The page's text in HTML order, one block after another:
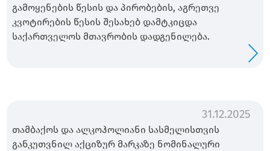
გამოყენების წესის და პირობების, აგრეთვე
კვოტირების წესის შესახებ დამტკიცდა
საქართველოს მთავრობის დადგენილება.
31.12.2025
თამბაქოს და ალკოჰოლიანი სასმელისთვის
განკუთვნილ აქციზურ მარკაზე ნომინალური